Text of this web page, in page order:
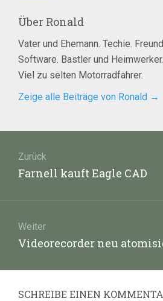
Über Ronald
Vater und Ehemann. Techie.
Software. Bastler und
Viel zu selten Motorradfahrer.
Zeige alle Beiträge von Ronald →
Zurück
Vorheriger
Farnell kauft Eagle CAD
Weiter
Nächster
Videorecorder neu
SCHREIBE EINEN